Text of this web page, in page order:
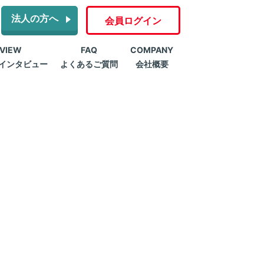
法人の方へ 会員ログイン
ンタビュー
FAQ
よくあるご質問
COMPANY
会社概要